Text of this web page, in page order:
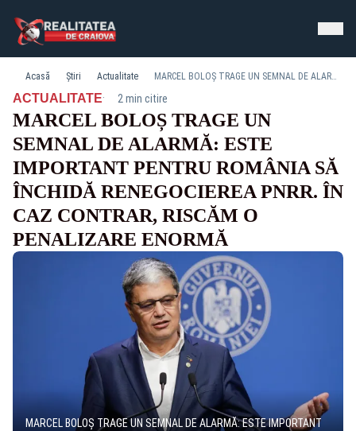
Acasă Știri Actualitate MARCEL BOLOȘ TRAGE UN SEMNAL DE ALARMĂ: ESTE IMPORTANT PENTRU ROMÂNIA SĂ ÎNCHIDĂ RENEGOCIEREA PNRR. ÎN CAZ CONTRAR, RISCĂM O PENALIZARE ENORMĂ
ACTUALITATE· 2 min citire
MARCEL BOLOȘ TRAGE UN
SEMNAL DE ALARMĂ: ESTE
IMPORTANT PENTRU ROMÂNIA SĂ
ÎNCHIDĂ RENEGOCIEREA PNRR. ÎN
CAZ CONTRAR, RISCĂM O
PENALIZARE ENORMĂ
MARCEL BOLOȘ TRAGE UN SEMNAL DE ALARMĂ: ESTE IMPORTANT